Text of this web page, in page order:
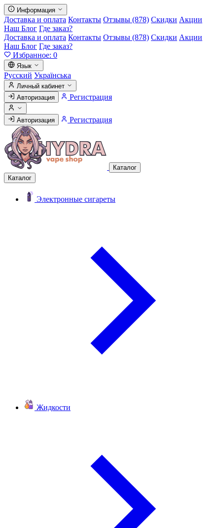
Информация
Доставка и оплата Контакты Отзывы (878) Скидки Акции
Наш Блог Где заказ?
Доставка и оплата Контакты Отзывы (878) Скидки Акции
Наш Блог Где заказ?
Избранное: 0
Язык
Русский Українська
Личный кабинет
Авторизация
Регистрация
Авторизация Регистрация
Каталог
Каталог
Электронные сигареты
Жидкости